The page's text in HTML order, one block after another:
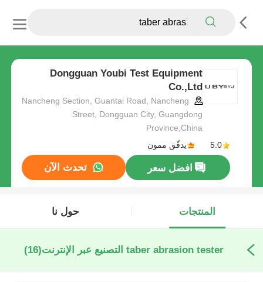
Dongguan Youbi Test Equipment
Co.,Ltd
Nancheng Section, Guantai Road, Nancheng
Street, Dongguan City, Guangdong
Province,China
5.0
يدقّق ممون
افضل سعر تحدث الآن
المنتجات حول نا
taber abrasion tester التصنيع عبر الإنترنت (16)